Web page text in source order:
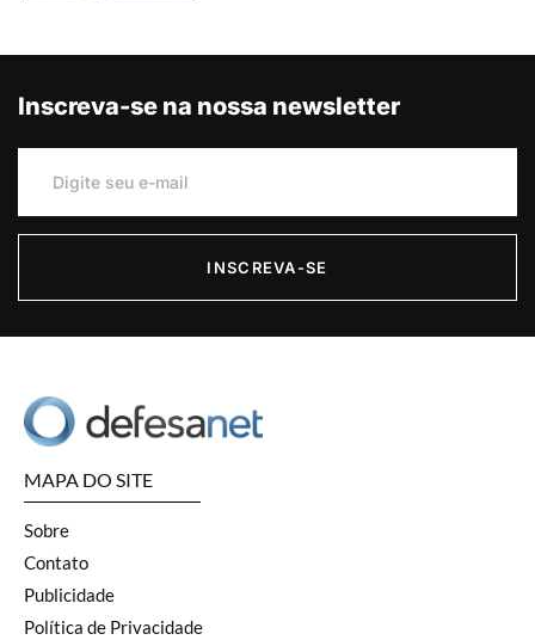
Inscreva-se na nossa newsletter
INSCREVA-SE
MAPA DO SITE
Sobre
Contato
Publicidade
Política de Privacidade